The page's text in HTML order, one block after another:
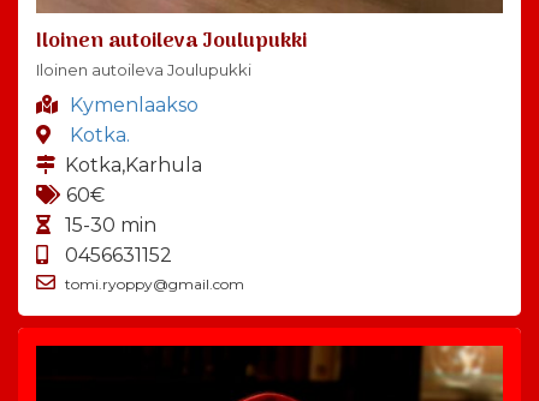
Iloinen autoileva Joulupukki
Iloinen autoileva Joulupukki
Kymenlaakso
Kotka.
Kotka,Karhula
60€
15-30 min
0456631152
tomi.ryoppy@gmail.com